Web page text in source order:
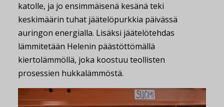
katolle, ja jo ensimmäisenä kesänä teki
keskimäärin tuhat jäätelöpurkkia päivässä
auringon energialla. Lisäksi jäätelötehdas
lämmitetään Helenin päästöttömällä
kiertolämmöllä, joka koostuu teollisten
prosessien hukkalämmöstä.